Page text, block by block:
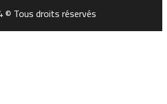
© Tous droits réservés